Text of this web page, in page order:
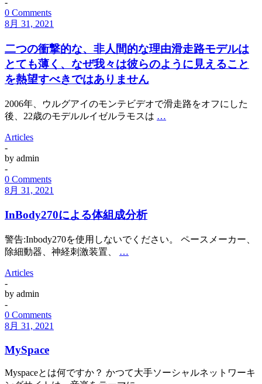
-
0 Comments
8月 31, 2021
二つの衝撃的な、非人間的な理由滑走路モデルは
とても薄く、なぜ我々は彼らのように見えること
を熱望すべきではありません
2006年、ウルグアイのモンテビデオで滑走路をオフにした
後、22歳のモデルルイゼルラモスは …
Articles
-
by admin
-
0 Comments
8月 31, 2021
InBody270による体組成分析
警告:Inbody270を使用しないでください。 ペースメーカー、
除細動器、神経刺激装置、 …
Articles
-
by admin
-
0 Comments
8月 31, 2021
MySpace
Myspaceとは何ですか？ かつて大手ソーシャルネットワーキ